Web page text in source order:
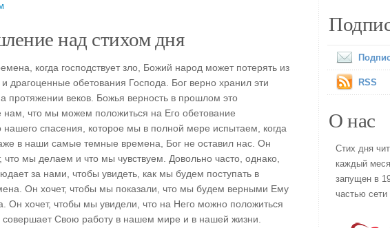
над стихом дня
когда господствует зло, Божий народ может потерять из
и драгоценные обетования Господа. Бог верно хранил эти
протяжении веков. Божья верность в прошлом это
нам, что мы можем положиться на Его обетование
нашего спасения, которое мы в полной мере испытаем, когда
в наши самые темные времена, Бог не оставил нас. Он
что мы делаем и что мы чувствуем. Довольно часто, однако,
за нами, чтобы увидеть, как мы будем поступать в
Он хочет, чтобы мы показали, что мы будем верными Ему
Он хочет, чтобы мы увидели, что на Него можно положиться
Свою работу в нашем мире и в нашей жизни.
RSS
О нас
Стих дня
каждый
запущен в
частью сети